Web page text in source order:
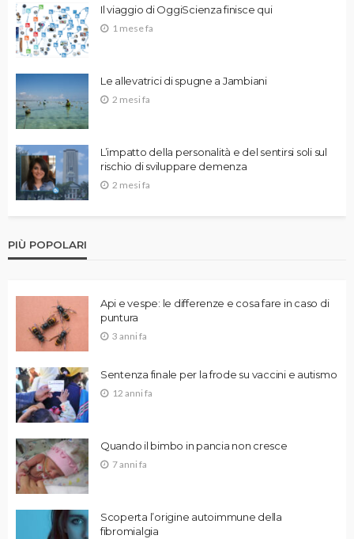
Il viaggio di OggiScienza finisce qui
1 mese fa
Le allevatrici di spugne a Jambiani
2 mesi fa
L’impatto della personalità e del sentirsi soli sul
rischio di sviluppare demenza
2 mesi fa
PIÙ POPOLARI
Api e vespe: le differenze e cosa fare in caso di
puntura
3 anni fa
Sentenza finale per la frode su vaccini e autismo
12 anni fa
Quando il bimbo in pancia non cresce
7 anni fa
Scoperta l’origine autoimmune della
fibromialgia